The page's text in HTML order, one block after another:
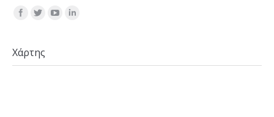
Find us on:
Χάρτης